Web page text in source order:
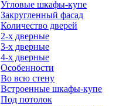
Угловые шкафы-купе
Закругленный фасад
Количество дверей
2-х дверные
3-х дверные
4-х дверные
Особенности
Во всю стену
Встроенные шкафы-купе
Под потолок